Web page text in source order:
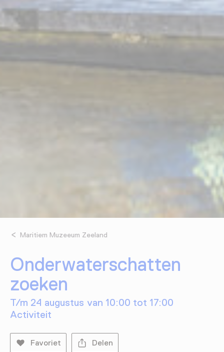
Maritiem Muzeeum Zeeland
Onderwaterschatten
zoeken
T/m 24 augustus van 10:00 tot 17:00
Activiteit
Favoriet Delen